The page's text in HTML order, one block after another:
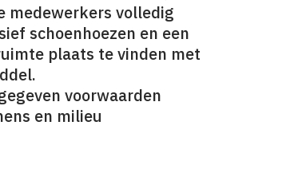
medewerkers volledig
schoenhoezen en een
plaats te vinden met
voorwaarden
en milieu